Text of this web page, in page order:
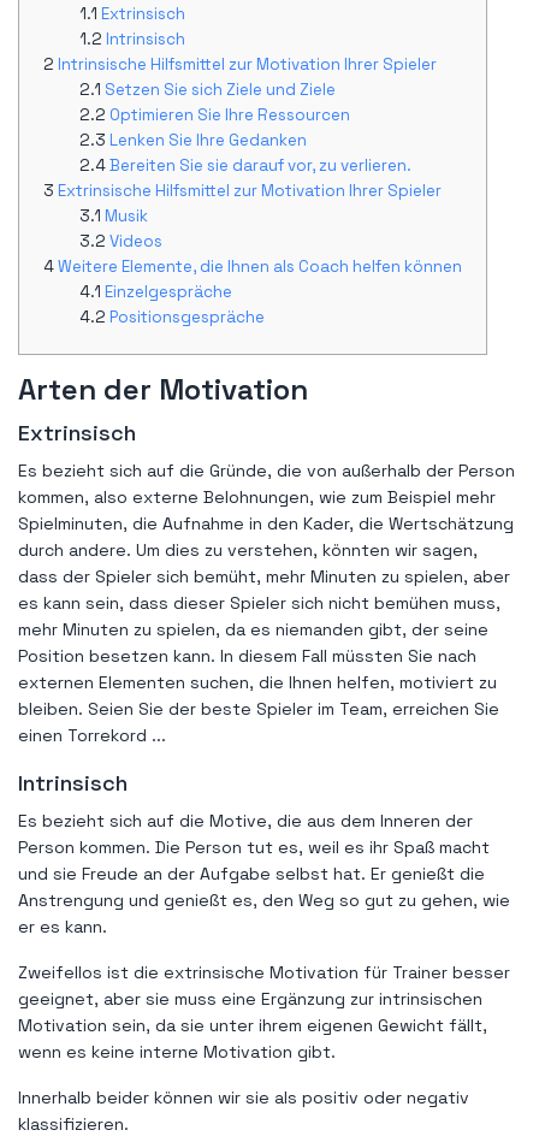
Extrinsisch
Intrinsisch
Intrinsische Hilfsmittel zur Motivation Ihrer Spieler
Setzen Sie sich Ziele und Ziele
Optimieren Sie Ihre Ressourcen
Lenken Sie Ihre Gedanken
Bereiten Sie sie darauf vor, zu verlieren.
Extrinsische Hilfsmittel zur Motivation Ihrer Spieler
Musik
Videos
Weitere Elemente, die Ihnen als Coach helfen können
Einzelgespräche
Positionsgespräche
Arten der Motivation
Extrinsisch
Es bezieht sich auf die Gründe, die von außerhalb der Person
kommen, also externe Belohnungen, wie zum Beispiel mehr
Spielminuten, die Aufnahme in den Kader, die Wertschätzung
durch andere. Um dies zu verstehen, könnten wir sagen,
dass der Spieler sich bemüht, mehr Minuten zu spielen, aber
es kann sein, dass dieser Spieler sich nicht bemühen muss,
mehr Minuten zu spielen, da es niemanden gibt, der seine
Position besetzen kann. In diesem Fall müssten Sie nach
externen Elementen suchen, die Ihnen helfen, motiviert zu
bleiben. Seien Sie der beste Spieler im Team, erreichen Sie
einen Torrekord ...
Intrinsisch
Es bezieht sich auf die Motive, die aus dem Inneren der
Person kommen. Die Person tut es, weil es ihr Spaß macht
und sie Freude an der Aufgabe selbst hat. Er genießt die
Anstrengung und genießt es, den Weg so gut zu gehen, wie
er es kann.
Zweifellos ist die extrinsische Motivation für Trainer besser
geeignet, aber sie muss eine Ergänzung zur intrinsischen
Motivation sein, da sie unter ihrem eigenen Gewicht fällt,
wenn es keine interne Motivation gibt.
Innerhalb beider können wir sie als positiv oder negativ
klassifizieren.